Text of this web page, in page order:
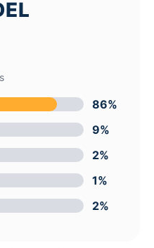
86%
9%
2%
1%
2%